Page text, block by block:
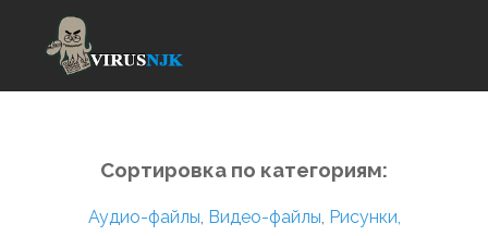
Сортировка по категориям:
Аудио-файлы, Видео-файлы, Рисунки,